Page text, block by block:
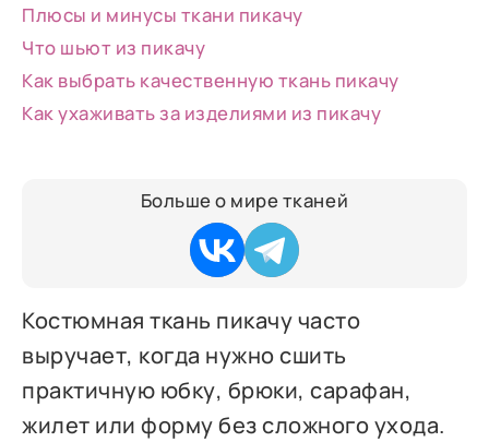
Костюмная ткань пикачу часто
выручает, когда нужно сшить
практичную юбку, брюки, сарафан,
жилет или форму без сложного ухода.
Плюсы и минусы ткани пикачу
Что шьют из пикачу
Как выбрать качественную ткань пикачу
Как ухаживать за изделиями из пикачу
Больше о мире тканей